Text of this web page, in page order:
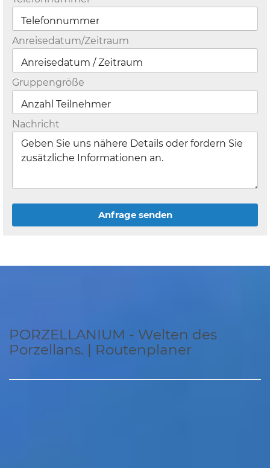
Anreisedatum/Zeitraum
Gruppengröße
Nachricht
Anfrage senden
PORZELLANIUM - Welten des
Porzellans. | Routenplaner